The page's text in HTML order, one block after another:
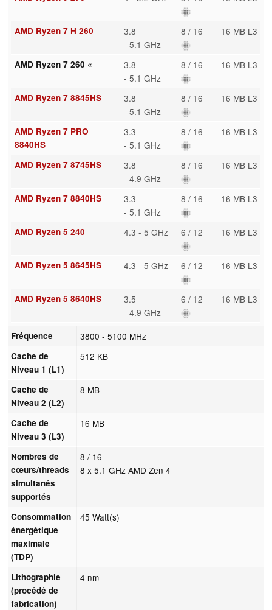
AMD Ryzen 7 H 260
3.8
- 5.1 GHz
8 / 16 16 MB L3
AMD Ryzen 7 260 «
3.8
- 5.1 GHz
8 / 16 16 MB L3
AMD Ryzen 7 8845HS
3.8
- 5.1 GHz
8 / 16 16 MB L3
AMD Ryzen 7 PRO
8840HS
3.3
- 5.1 GHz
8 / 16 16 MB L3
AMD Ryzen 7 8745HS
3.8
- 4.9 GHz
8 / 16 16 MB L3
AMD Ryzen 7 8840HS
3.3
- 5.1 GHz
8 / 16 16 MB L3
AMD Ryzen 5 240 4.3 - 5 GHz 6 / 12 16 MB L3
AMD Ryzen 5 8645HS 4.3 - 5 GHz 6 / 12 16 MB L3
AMD Ryzen 5 8640HS
3.5
- 4.9 GHz
6 / 12 16 MB L3
Fréquence 3800 - 5100 MHz
Cache de
Niveau 1 (L1)
512 KB
Cache de
Niveau 2 (L2)
8 MB
Cache de
Niveau 3 (L3)
16 MB
Nombres de
cœurs/threads
simultanés
supportés
8 / 16
8 x 5.1 GHz AMD Zen 4
Consommation
énergétique
maximale
(TDP)
45 Watt(s)
Lithographie
(procédé de
fabrication)
4 nm